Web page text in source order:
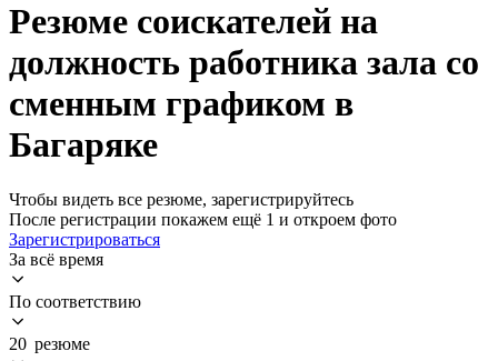
Резюме соискателей на
должность работника зала со
сменным графиком в
Багаряке
Чтобы видеть все резюме, зарегистрируйтесь
После регистрации покажем ещё 1 и откроем фото
Зарегистрироваться
За всё время
По соответствию
20 резюме